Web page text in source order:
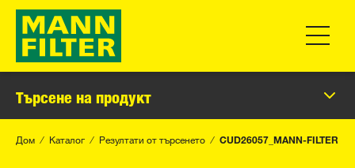
Търсене на продукт
Дом Каталог Резултати от търсенето CUD26057_MANN-FILTER